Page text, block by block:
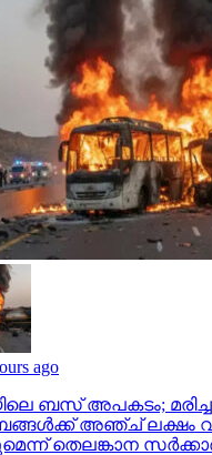
ago
ബസ് അപകടം;
അഞ്ച് ലക്ഷം
തെലങ്കാന